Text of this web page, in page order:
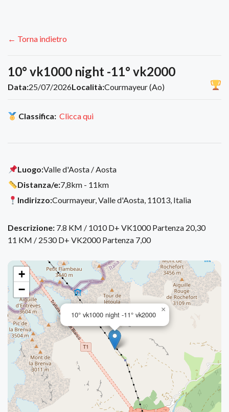
← Torna indietro
10° vk1000 night -11° vk2000
Data:25/07/2026Località:Courmayeur (Ao)
Classifica: Clicca qui
Luogo:Valle d'Aosta / Aosta
Distanza/e:7,8km - 11km
Indirizzo:Courmayeur, Valle d'Aosta, 11013, Italia
Descrizione: 7.8 KM / 1010 D+ VK1000 Partenza 20,30
11 KM / 2530 D+ VK2000 Partenza 7,00
10° vk1000 night -11° vk2000
×
+
−